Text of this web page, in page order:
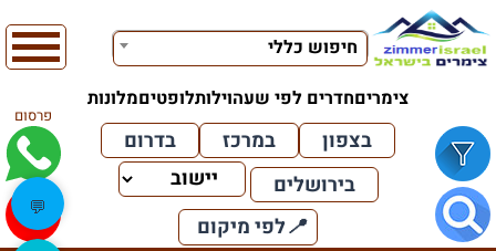
חיפוש כללי
צימריםחדרים לפי שעהוילותלופטיםמלונות
פרסום
בצפון במרכז
בדרום
בירושלים
📍לפי מיקום
💬